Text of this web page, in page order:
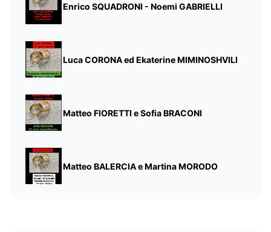
Enrico SQUADRONI - Noemi GABRIELLI
Luca CORONA ed Ekaterine MIMINOSHVILI
Matteo FIORETTI e Sofia BRACONI
Matteo BALERCIA e Martina MORODO